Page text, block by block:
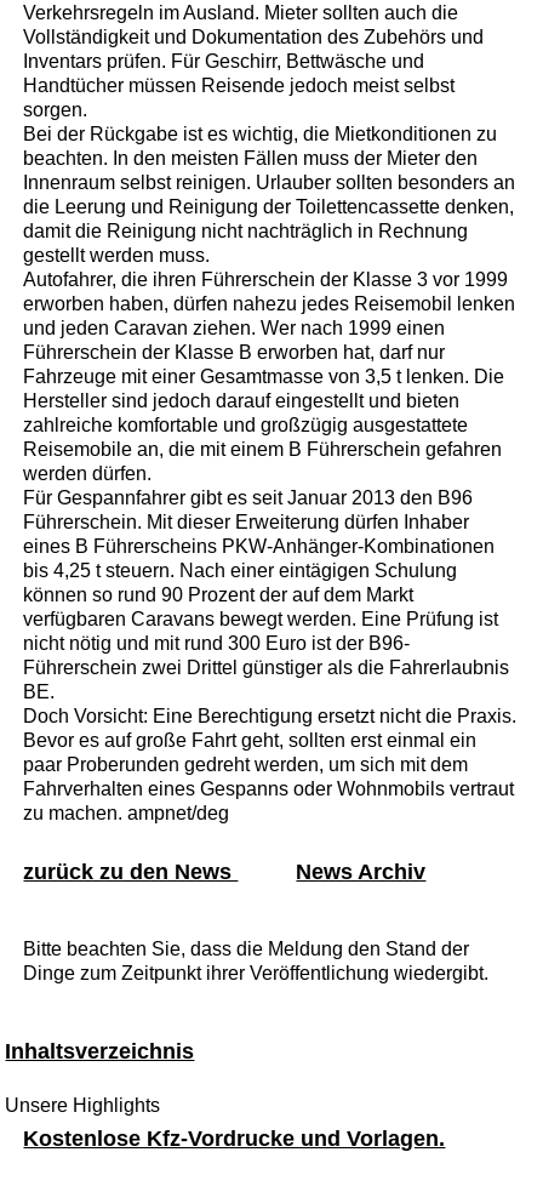
Verkehrsregeln im Ausland. Mieter sollten auch die
Vollständigkeit und Dokumentation des Zubehörs und
Inventars prüfen. Für Geschirr, Bettwäsche und
Handtücher müssen Reisende jedoch meist selbst
sorgen.
Bei der Rückgabe ist es wichtig, die Mietkonditionen zu
beachten. In den meisten Fällen muss der Mieter den
Innenraum selbst reinigen. Urlauber sollten besonders an
die Leerung und Reinigung der Toilettencassette denken,
damit die Reinigung nicht nachträglich in Rechnung
gestellt werden muss.
Autofahrer, die ihren Führerschein der Klasse 3 vor 1999
erworben haben, dürfen nahezu jedes Reisemobil lenken
und jeden Caravan ziehen. Wer nach 1999 einen
Führerschein der Klasse B erworben hat, darf nur
Fahrzeuge mit einer Gesamtmasse von 3,5 t lenken. Die
Hersteller sind jedoch darauf eingestellt und bieten
zahlreiche komfortable und großzügig ausgestattete
Reisemobile an, die mit einem B Führerschein gefahren
werden dürfen.
Für Gespannfahrer gibt es seit Januar 2013 den B96
Führerschein. Mit dieser Erweiterung dürfen Inhaber
eines B Führerscheins PKW-Anhänger-Kombinationen
bis 4,25 t steuern. Nach einer eintägigen Schulung
können so rund 90 Prozent der auf dem Markt
verfügbaren Caravans bewegt werden. Eine Prüfung ist
nicht nötig und mit rund 300 Euro ist der B96-
Führerschein zwei Drittel günstiger als die Fahrerlaubnis
BE.
Doch Vorsicht: Eine Berechtigung ersetzt nicht die Praxis.
Bevor es auf große Fahrt geht, sollten erst einmal ein
paar Proberunden gedreht werden, um sich mit dem
Fahrverhalten eines Gespanns oder Wohnmobils vertraut
zu machen. ampnet/deg
zurück zu den News News Archiv
Bitte beachten Sie, dass die Meldung den Stand der
Dinge zum Zeitpunkt ihrer Veröffentlichung wiedergibt.
Inhaltsverzeichnis
Unsere Highlights
Kostenlose Kfz-Vordrucke und Vorlagen.